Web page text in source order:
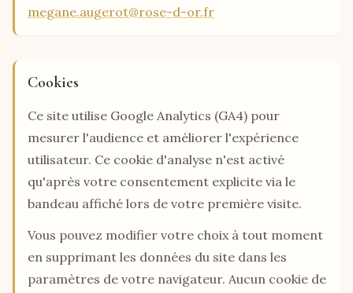
megane.augerot@rose-d-or.fr
Cookies
Ce site utilise Google Analytics (GA4) pour
mesurer l'audience et améliorer l'expérience
utilisateur. Ce cookie d'analyse n'est activé
qu'après votre consentement explicite via le
bandeau affiché lors de votre première visite.
Vous pouvez modifier votre choix à tout moment
en supprimant les données du site dans les
paramètres de votre navigateur. Aucun cookie de